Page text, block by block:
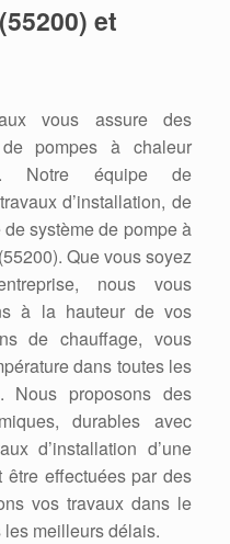
et
vous assure des
pompes à chaleur
Notre équipe de
d’installation, de
système de pompe à
Que vous soyez
nous vous
à la hauteur de vos
de chauffage, vous
dans toutes les
Nous proposons des
durables avec
d’installation d’une
effectuées par des
vos travaux dans le
meilleurs délais.